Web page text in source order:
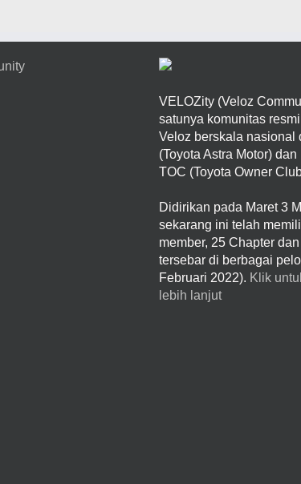
VELOZity (Veloz
satunya komunitas
Veloz berskala nasional
(Toyota Astra Motor)
TOC (Toyota Owner
Didirikan pada Maret 3
sekarang ini telah
member, 25 Chapter
tersebar di berbagai
Februari 2022). Klik
lebih lanjut